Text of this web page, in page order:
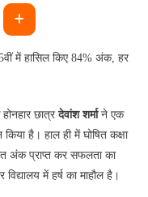
में
हासिल
में हासिल किए 84% अंक, हर
छात्रदेवांश शर्माने एक
है। हाल ही में घोषित कक्षा
अंक प्राप्त कर सफलता का
में हर्ष का माहौल है।